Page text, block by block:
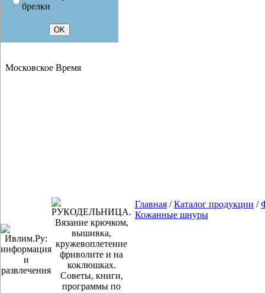
брелки
Московское Время
Главная /Каталог продукции /
Кожанные шнуры